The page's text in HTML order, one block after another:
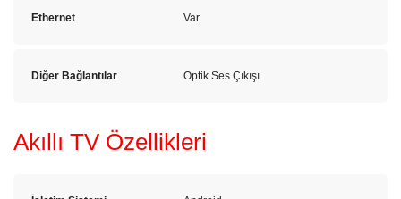
Ethernet Var
Diğer Bağlantılar Optik Ses Çıkışı
Akıllı TV Özellikleri